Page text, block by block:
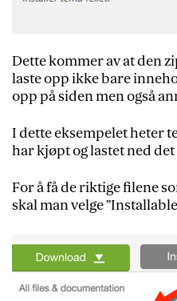
Dette kommer av at den
laste opp ikke bare
opp på siden men også
I dette eksempelet heter
har kjøpt og lastet ned
For å få de riktige filene
skal man velge